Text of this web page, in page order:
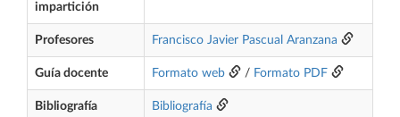
impartición
Profesores Francisco Javier Pascual Aranzana
Guía docente Formato web / Formato PDF
Bibliografía
Bibliografía